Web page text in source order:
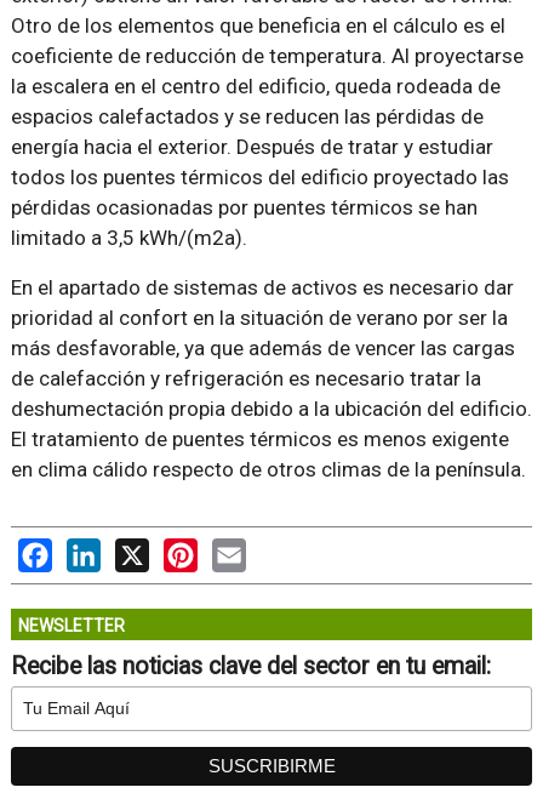
Otro de los elementos que beneficia en el cálculo es el
coeficiente de reducción de temperatura. Al proyectarse
la escalera en el centro del edificio, queda rodeada de
espacios calefactados y se reducen las pérdidas de
energía hacia el exterior. Después de tratar y estudiar
todos los puentes térmicos del edificio proyectado las
pérdidas ocasionadas por puentes térmicos se han
limitado a 3,5 kWh/(m2a).
En el apartado de sistemas de activos es necesario dar
prioridad al confort en la situación de verano por ser la
más desfavorable, ya que además de vencer las cargas
de calefacción y refrigeración es necesario tratar la
deshumectación propia debido a la ubicación del edificio.
El tratamiento de puentes térmicos es menos exigente
en clima cálido respecto de otros climas de la península.
FacebookLinkedIn
X PinterestEmail
NEWSLETTER
Recibe las noticias clave del sector en tu email: